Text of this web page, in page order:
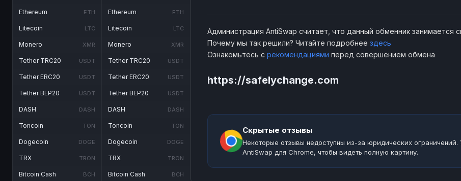
Ethereum ETH
Litecoin LTC
Monero XMR
Tether TRC20 USDT
Tether ERC20 USDT
Tether BEP20 USDT
DASH DASH
Toncoin TON
Dogecoin DOGE
TRX TRON
Bitcoin Cash BCH
Ethereum ETH
Litecoin LTC
Monero XMR
Tether TRC20 USDT
Tether ERC20 USDT
Tether BEP20 USDT
DASH DASH
Toncoin TON
Dogecoin DOGE
TRX TRON
Bitcoin Cash BCH
Администрация AntiSwap считает, что данный обменник занимается
Почему мы так решили? Читайте подробнее здесь
Ознакомьтесь с рекомендациями перед совершением обмена
https://safelychange.com
Скрытые отзывы
Некоторые отзывы недоступны из-за юридических
AntiSwap для Chrome, чтобы видеть полную картину.